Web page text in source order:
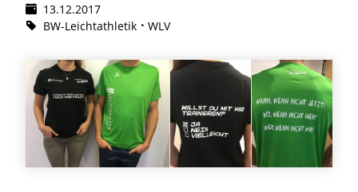
13.12.2017
BW-Leichtathletik
WLV